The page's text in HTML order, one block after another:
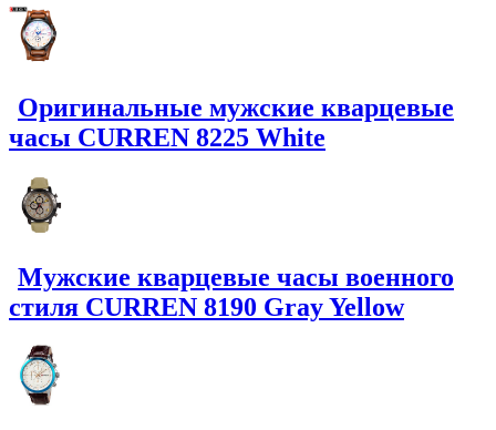
Оригинальные мужские кварцевые
часы CURREN 8225 White
Мужские кварцевые часы военного
стиля CURREN 8190 Gray Yellow